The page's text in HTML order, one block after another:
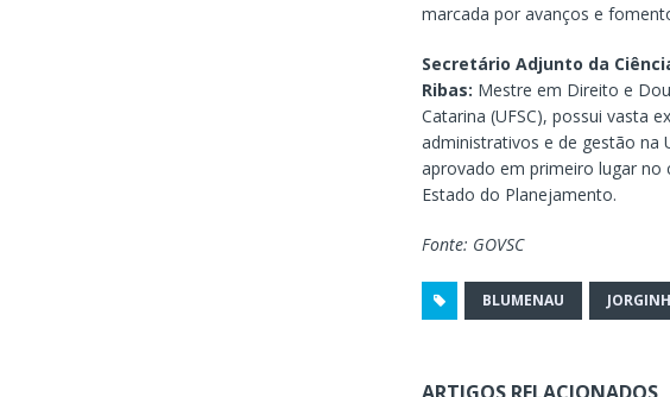
marcada por avanços e
Secretário Adjunto da
Ribas: Mestre em Direito e
Catarina (UFSC), possui vasta
administrativos e de gestão na
aprovado em primeiro lugar no
Estado do Planejamento.
Fonte: GOVSC
BLUMENAU
ARTIGOS RELACIONADOS